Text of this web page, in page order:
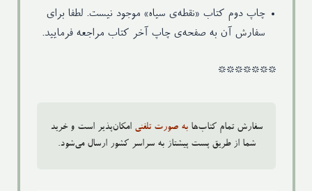
چاپ دوم کتاب «نقطه‌ی سیاه» موجود نیست. لطفا برای
سفارش آن به صفحه‌ی چاپ آخر کتاب مراجعه فرمایید.
*******
سفارش تمام کتاب‌ها به صورت تلفنی امکان‌پذیر است و خرید
شما از طریق پست پیشتاز به سراسر کشور ارسال می‌شود.